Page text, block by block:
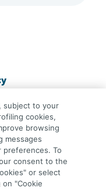
subject to your
cookies,
browsing
messages
preferences. To
consent to the
or select
"Cookie